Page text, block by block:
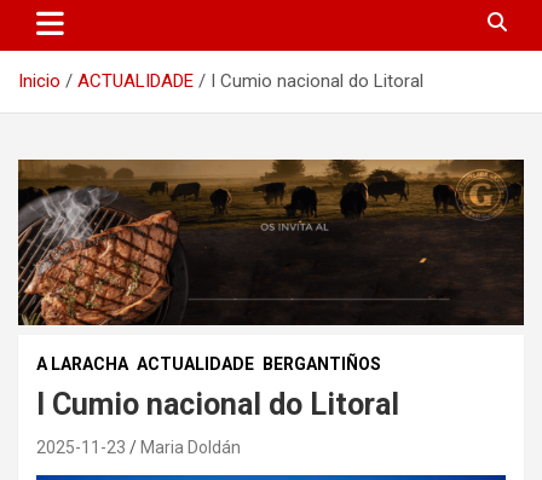
Inicio ACTUALIDADE I Cumio nacional do Litoral
A LARACHA ACTUALIDADE BERGANTIÑOS
I Cumio nacional do Litoral
2025-11-23 Maria Doldán